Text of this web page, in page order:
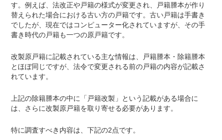
す。例えば、法改正や戸籍の様式が変更され、戸籍謄本が作り
替えられた場合における古い方の戸籍です。古い戸籍は手書き
でしたが、現在ではコンピューター化されていますが、その手
書き時代の戸籍も一つの原戸籍です。
改製原戸籍に記載されている主な情報は、戸籍謄本・除籍謄本
とほぼ同じですが、法令で変更される前の戸籍の内容が記載さ
れています。
上記の除籍謄本の中に「戸籍改製」という記載がある場合に
は、さらに改製原戸籍を取り寄せる必要があります。
特に調査すべき内容は、下記の2点です。